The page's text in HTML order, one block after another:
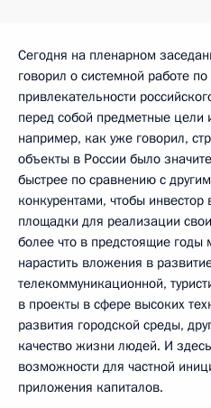
Сегодня на пленарном
говорил о системной работе
привлекательности
перед собой предметные цели
например, как уже говорил,
объекты в России было
быстрее по сравнению с
конкурентами, чтобы
площадки для реализации
более что в предстоящие
нарастить вложения в
телекоммуникационной,
в проекты в сфере высоких
развития городской среды,
качество жизни людей. И
возможности для частной
приложения капиталов.